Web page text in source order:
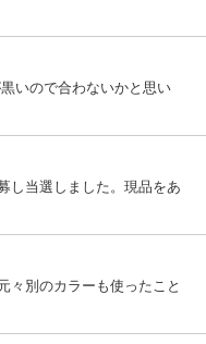
いので合わないかと思い
し当選しました。現品をあ
々別のカラーも使ったこと